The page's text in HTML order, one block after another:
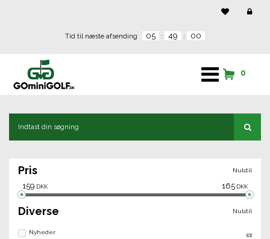
Tid til næste afsending 05 : 49 : 00
0
Pris Nulstil
159 DKK 165 DKK
Diverse Nulstil
Nyheder
(0)